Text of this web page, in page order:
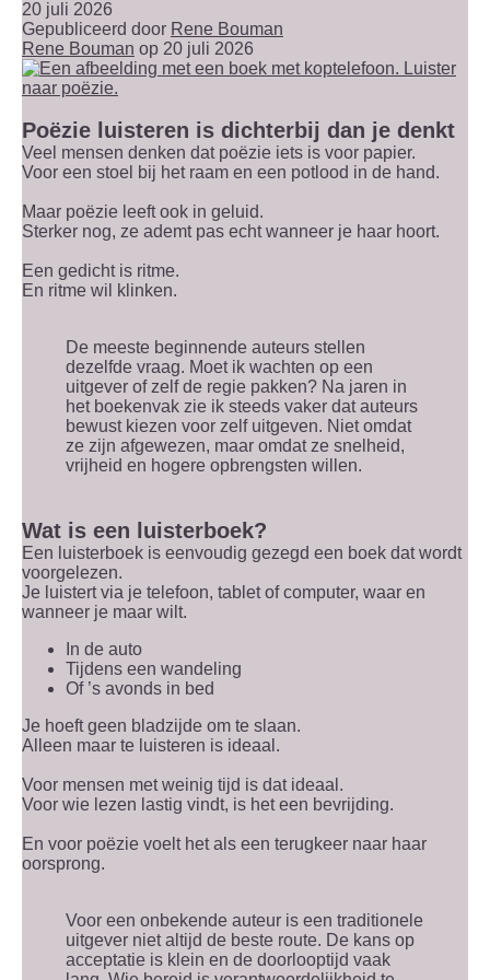
20 juli 2026
Gepubliceerd door Rene Bouman
Rene Bouman op 20 juli 2026
Poëzie luisteren is dichterbij dan je denkt
Veel mensen denken dat poëzie iets is voor papier.
Voor een stoel bij het raam en een potlood in de hand.
Maar poëzie leeft ook in geluid.
Sterker nog, ze ademt pas echt wanneer je haar hoort.
Een gedicht is ritme.
En ritme wil klinken.
De meeste beginnende auteurs stellen
dezelfde vraag. Moet ik wachten op een
uitgever of zelf de regie pakken? Na jaren in
het boekenvak zie ik steeds vaker dat auteurs
bewust kiezen voor zelf uitgeven. Niet omdat
ze zijn afgewezen, maar omdat ze snelheid,
vrijheid en hogere opbrengsten willen.
Wat is een luisterboek?
Een luisterboek is eenvoudig gezegd een boek dat wordt
voorgelezen.
Je luistert via je telefoon, tablet of computer, waar en
wanneer je maar wilt.
In de auto
Tijdens een wandeling
Of ’s avonds in bed
Je hoeft geen bladzijde om te slaan.
Alleen maar te luisteren is ideaal.
Voor mensen met weinig tijd is dat ideaal.
Voor wie lezen lastig vindt, is het een bevrijding.
En voor poëzie voelt het als een terugkeer naar haar
oorsprong.
Voor een onbekende auteur is een traditionele
uitgever niet altijd de beste route. De kans op
acceptatie is klein en de doorlooptijd vaak